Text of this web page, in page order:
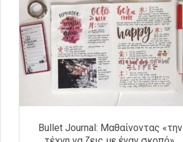
Bullet Journal: Μαθαίνοντας «την